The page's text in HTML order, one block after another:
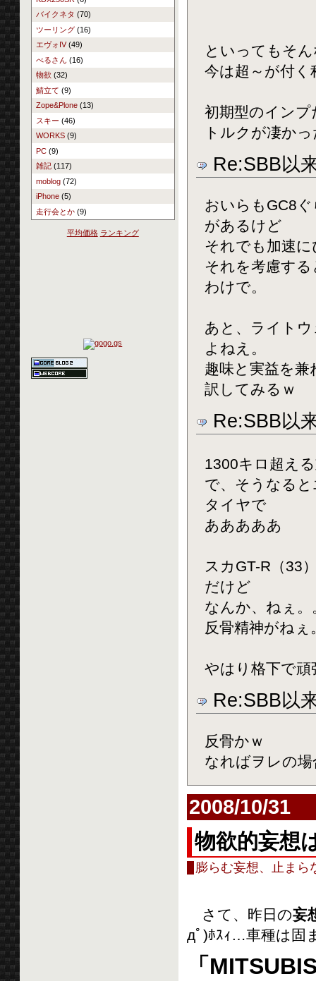
バイクネタ (70)
ツーリング(16)
エヴォIV(49)
べるさん (16)
物欲 (32)
鯖立て (9)
Zope&Plone(13)
スキー (46)
WORKS(9)
PC(9)
雑記(117)
moblog(72)
iPhone(5)
走行会とか(9)
平均価格 ランキング
といってもそ
今は超～が付
初期型のイン
トルクが凄か
Re:SBB以
おいらもGC8
があるけど
それでも加速
それを考慮す
わけで。
あと、ライト
よねえ。
趣味と実益を
訳してみるｗ
Re:SBB以
1300キロ超え
で、そうなる
タイヤで
あああああ
スカGT-R（33
だけど
なんか、ねぇ。
反骨精神がねぇ
やはり格下で
Re:SBB以
反骨かｗ
なればヲレの
2008/10/31
物欲的妄想
膨らむ妄想、止まら
さて、昨日の妄
дﾟ)ﾎｽｨ…車種は固
「